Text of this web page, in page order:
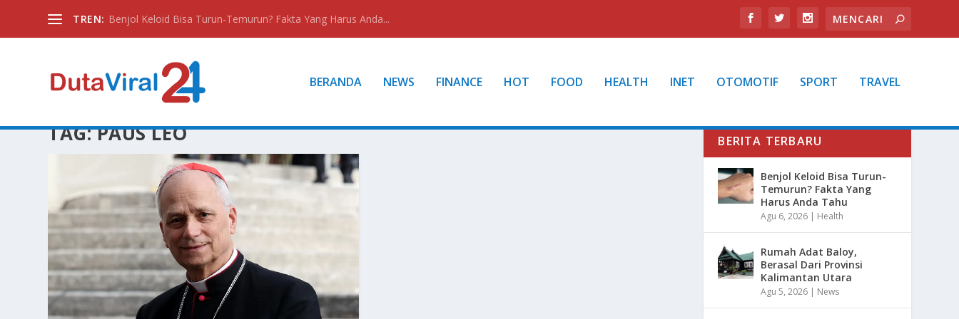
TREN: Benjol Keloid Bisa Turun-Temurun? Fakta Yang Harus Anda...
BERANDA NEWS FINANCE HOT FOOD HEALTH INET OTOMOTIF SPORT TRAVEL
TAG:PAUS LEO BERITA TERBARU
Benjol Keloid Bisa Turun-
Temurun? Fakta Yang
Harus Anda Tahu
Agu 6, 2026 | Health
Rumah Adat Baloy,
Berasal Dari Provinsi
Kalimantan Utara
Agu 5, 2026 | News